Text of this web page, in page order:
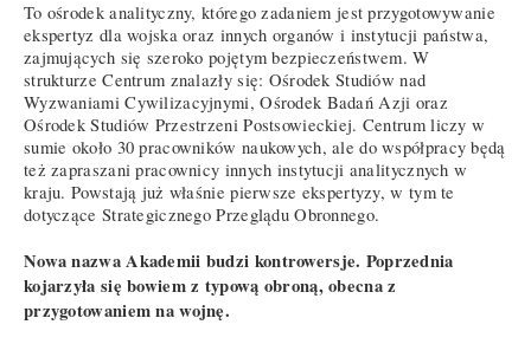
To ośrodek analityczny, którego zadaniem jest przygotowywanie
ekspertyz dla wojska oraz innych organów i instytucji państwa,
zajmujących się szeroko pojętym bezpieczeństwem. W
strukturze Centrum znalazły się: Ośrodek Studiów nad
Wyzwaniami Cywilizacyjnymi, Ośrodek Badań Azji oraz
Ośrodek Studiów Przestrzeni Postsowieckiej. Centrum liczy w
sumie około 30 pracowników naukowych, ale do współpracy będą
też zapraszani pracownicy innych instytucji analitycznych w
kraju. Powstają już właśnie pierwsze ekspertyzy, w tym te
dotyczące Strategicznego Przeglądu Obronnego.
Nowa nazwa Akademii budzi kontrowersje. Poprzednia
kojarzyła się bowiem z typową obroną, obecna z
przygotowaniem na wojnę.